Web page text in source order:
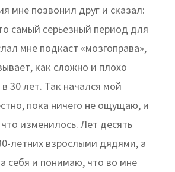
мне позвонил друг и сказал:
самый серьезный период для
мне подкаст «мозгоправа»,
как сложно и плохо
30 лет. Так начался мой
пока ничего не ощущаю, и
что изменилось. Лет десять
летних взрослыми дядями, а
себя и понимаю, что во мне